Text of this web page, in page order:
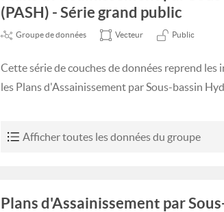
(PASH) - Série grand public
Groupe de données Vecteur Public
Cette série de couches de données reprend
les Plans d'Assainissement par Sous-bassin
Afficher toutes les données du groupe
Plans d'Assainissement par